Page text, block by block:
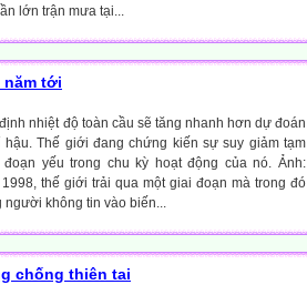
lớn trận mưa tại...
năm tới
nhiệt độ toàn cầu sẽ tăng nhanh hơn dự đoán
Thế giới đang chứng kiến sự suy giảm tạm
yếu trong chu kỳ hoạt động của nó. Ảnh:
thế giới trải qua một giai đoạn mà trong đó
không tin vào biến...
chống thiên tai